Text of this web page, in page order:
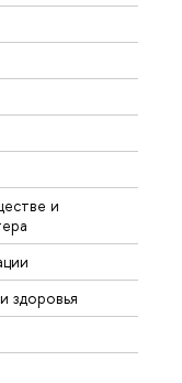
и
здоровья